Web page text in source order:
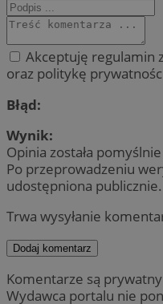
Akceptuję regulamin
oraz politykę
Błąd:
Wynik:
Opinia została
Po przeprowadzeniu
udostępniona publicznie.
Trwa wysyłanie
Dodaj komentarz
Komentarze są
Wydawca portalu nie